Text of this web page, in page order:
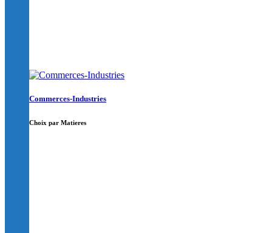
Commerces-Industries
Choix par Matieres